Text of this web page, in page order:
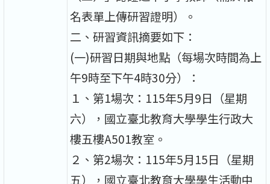
名表單上傳研習證明）。
二、研習資訊摘要如下：
(一)研習日期與地點（每場次時間為上
午9時至下午4時30分）：
１、第1場次：115年5月9日（星期
六），國立臺北教育大學學生行政大
樓五樓A501教室。
２、第2場次：115年5月15日（星期
五），國立臺北教育大學學生活動中